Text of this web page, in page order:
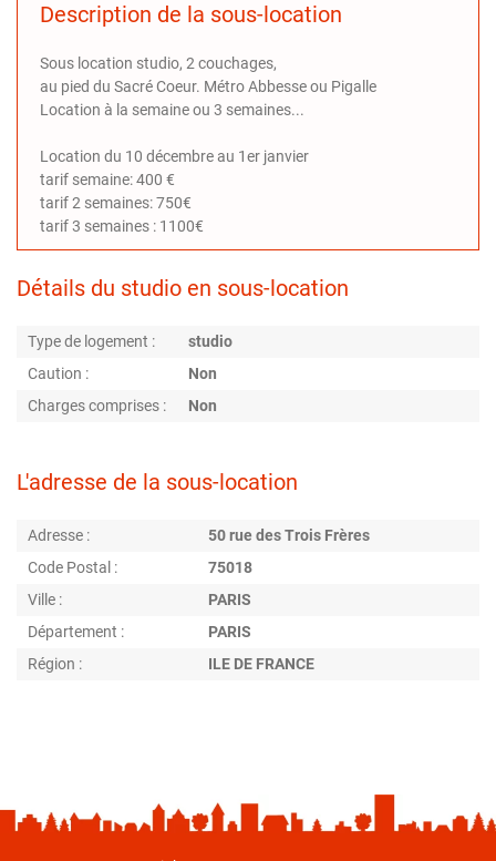
Description de la sous-location
Sous location studio, 2 couchages,
au pied du Sacré Coeur. Métro Abbesse ou Pigalle
Location à la semaine ou 3 semaines...
Location du 10 décembre au 1er janvier
tarif semaine: 400 €
tarif 2 semaines: 750€
tarif 3 semaines : 1100€
Détails du studio en sous-location
Type de logement :
studio
Caution :
Non
Charges comprises :
Non
L'adresse de la sous-location
Adresse :
50 rue des Trois Frères
Code Postal :
75018
Ville :
PARIS
Département :
PARIS
Région :
ILE DE FRANCE